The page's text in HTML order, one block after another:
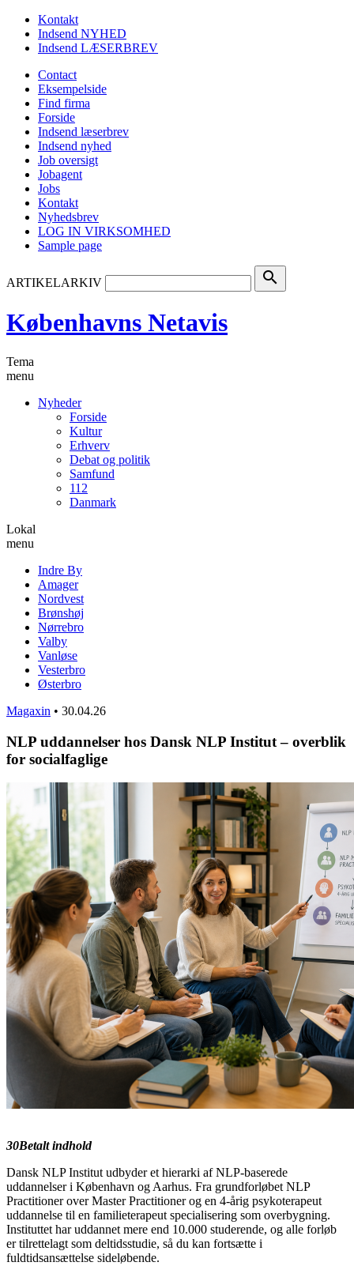
Kontakt
Indsend NYHED
Indsend LÆSERBREV
Contact
Eksempelside
Find firma
Forside
Indsend læserbrev
Indsend nyhed
Job oversigt
Jobagent
Jobs
Kontakt
Nyhedsbrev
LOG IN VIRKSOMHED
Sample page
ARTIKELARKIV search
Københavns Netavis
Tema
menu
Nyheder
Forside
Kultur
Erhverv
Debat og politik
Samfund
112
Danmark
Lokal
menu
Indre By
Amager
Nordvest
Brønshøj
Nørrebro
Valby
Vanløse
Vesterbro
Østerbro
Magaxin • 30.04.26
NLP uddannelser hos Dansk NLP Institut – overblik
for socialfaglige
30Betalt indhold
Dansk NLP Institut udbyder et hierarki af NLP-baserede
uddannelser i København og Aarhus. Fra grundforløbet NLP
Practitioner over Master Practitioner og en 4-årig psykoterapeut
uddannelse til en familieterapeut specialisering som overbygning.
Instituttet har uddannet mere end 10.000 studerende, og alle forløb
er tilrettelagt som deltidsstudie, så du kan fortsætte i
fuldtidsansættelse sideløbende.